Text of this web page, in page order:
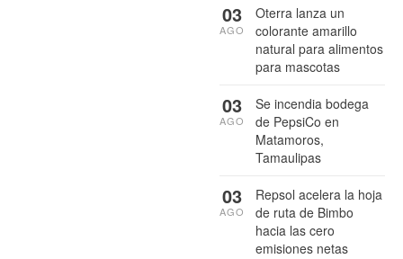
Oterra lanza un
colorante amarillo
natural para alimentos
para mascotas
03
AGO
Se incendia bodega
de PepsiCo en
Matamoros,
Tamaulipas
03
AGO
Repsol acelera la hoja
de ruta de Bimbo
hacia las cero
emisiones netas
03
AGO